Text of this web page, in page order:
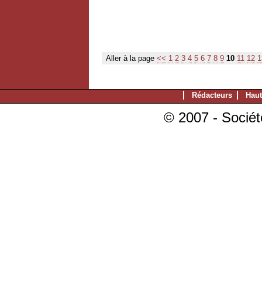
Aller à la page << 1 2 3 4 5 6 7 8 9 10 11 12
Rédacteurs
© 2007 -